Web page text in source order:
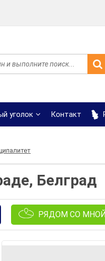
уголок Контакт
Белград
РЯДОМ СО